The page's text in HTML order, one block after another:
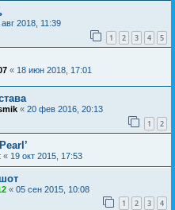
2018, 11:39
1 2 3 4 5
« 18 июн 2018, 17:01
« 20 фев 2016, 20:13
1 2
« 19 окт 2015, 17:53
« 05 сен 2015, 10:08
1 2 3 4